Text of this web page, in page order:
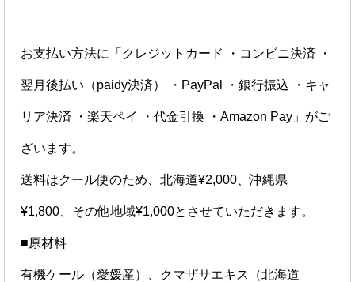
お支払い方法に「クレジットカード ・コンビニ決済 ・
翌月後払い（paidy決済） ・PayPal ・銀行振込 ・キャ
リア決済 ・楽天ペイ ・代金引換 ・Amazon Pay」がご
ざいます。
送料はクール便のため、北海道¥2,000、沖縄県
¥1,800、その他地域¥1,000とさせていただきます。
■原材料
有機ケール（愛媛産）、クマザサエキス（北海道